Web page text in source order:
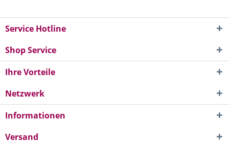
Service Hotline
Shop Service
Ihre Vorteile
Netzwerk
Informationen
Versand